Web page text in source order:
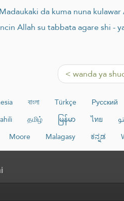
da kuma nuna
Allah su tabbata agare shi -
< wanda ya
বাংলা Türkçe Русский
தமிழ் မြန်မာ ไทย
Moore Malagasy ಕನ್ನಡ